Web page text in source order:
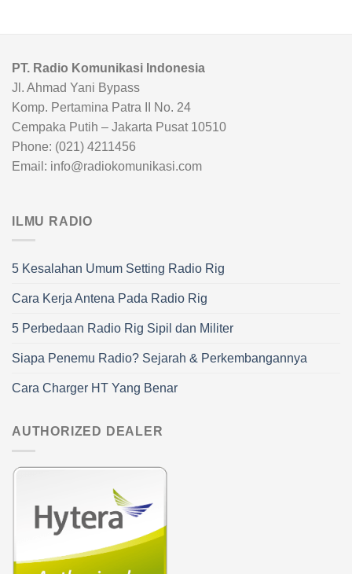
PT. Radio Komunikasi Indonesia
Jl. Ahmad Yani Bypass
Komp. Pertamina Patra II No. 24
Cempaka Putih – Jakarta Pusat 10510
Phone: (021) 4211456
Email: info@radiokomunikasi.com
ILMU RADIO
5 Kesalahan Umum Setting Radio Rig
Cara Kerja Antena Pada Radio Rig
5 Perbedaan Radio Rig Sipil dan Militer
Siapa Penemu Radio? Sejarah & Perkembangannya
Cara Charger HT Yang Benar
AUTHORIZED DEALER